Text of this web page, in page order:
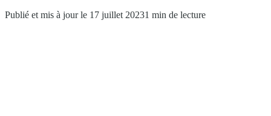
Publié et mis à jour le 17 juillet 20231 min de lecture